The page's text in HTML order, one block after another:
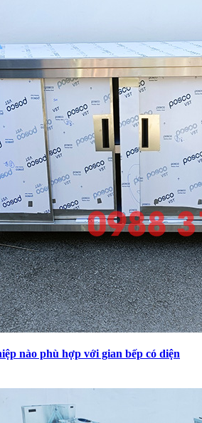
nào phù hợp với gian bếp có diện